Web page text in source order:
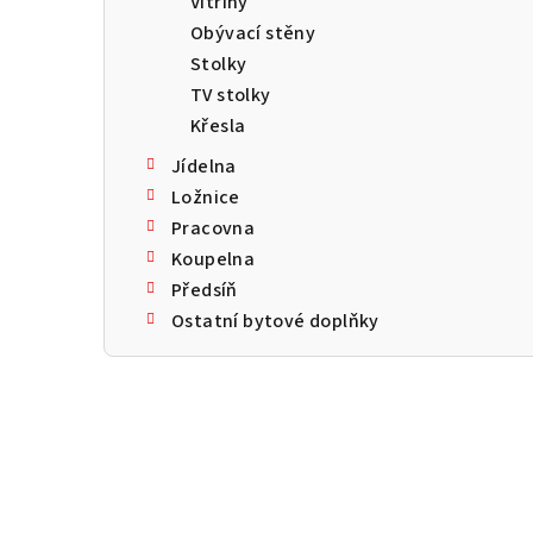
Obývací stěny
Stolky
TV stolky
Křesla
Jídelna
Ložnice
Pracovna
Koupelna
Předsíň
Ostatní bytové doplňky